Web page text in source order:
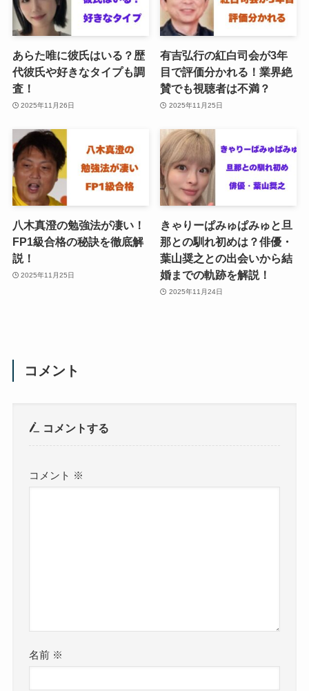
あらた唯に彼氏はいる？歴
代彼氏や好きなタイプも調
査！
2025年11月26日
有吉弘行の紅白司会が3年
目で評価分かれる！業界絶
賛でも視聴者は不満？
2025年11月25日
八木真澄の勉強法が凄い！
FP1級合格の秘訣を徹底解
説！
2025年11月25日
きゃりーぱみゅぱみゅと旦
那との馴れ初めは？俳優・
葉山奨之との出会いから結
婚までの軌跡を解説！
2025年11月24日
コメント
コメントする
コメント ※
名前 ※